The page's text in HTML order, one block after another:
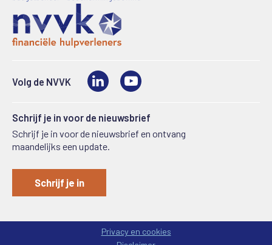
Volg de NVVK LinkedIn
Schrijf je in voor de nieuwsbrief
Schrijf je in voor de nieuwsbrief en ontvang
maandelijks een update.
Schrijf je in
Privacy en cookies